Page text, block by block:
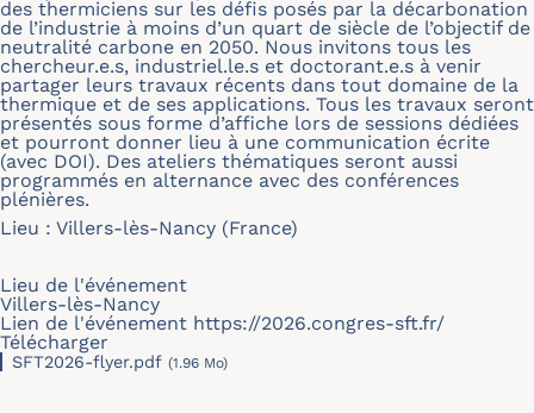
des thermiciens sur les défis posés par la décarbonation
de l’industrie à moins d’un quart de siècle de l’objectif de
neutralité carbone en 2050. Nous invitons tous les
chercheur.e.s, industriel.le.s et doctorant.e.s à venir
partager leurs travaux récents dans tout domaine de la
thermique et de ses applications. Tous les travaux seront
présentés sous forme d’affiche lors de sessions dédiées
et pourront donner lieu à une communication écrite
(avec DOI). Des ateliers thématiques seront aussi
programmés en alternance avec des conférences
plénières.
Lieu : Villers-lès-Nancy (France)
Lieu de l'événement
Villers-lès-Nancy
Lien de l'événement https://2026.congres-sft.fr/
Télécharger
SFT2026-flyer.pdf (1.96 Mo)